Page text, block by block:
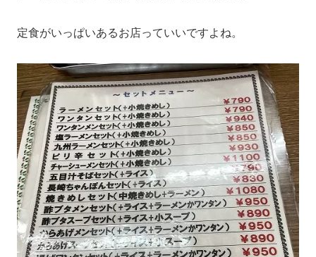
定食がいっぱいあるお店っていいですよね。